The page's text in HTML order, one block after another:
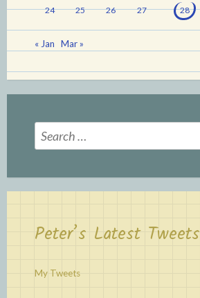
24 25 26 27 28
« Jan Mar »
Search
for:
Peter’s Latest Tweets
My Tweets